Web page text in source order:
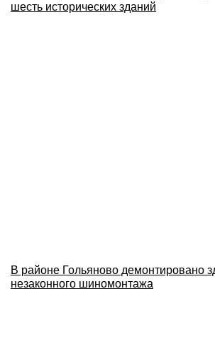
шесть исторических зданий
В районе Гольяново демонтировано
незаконного шиномонтажа